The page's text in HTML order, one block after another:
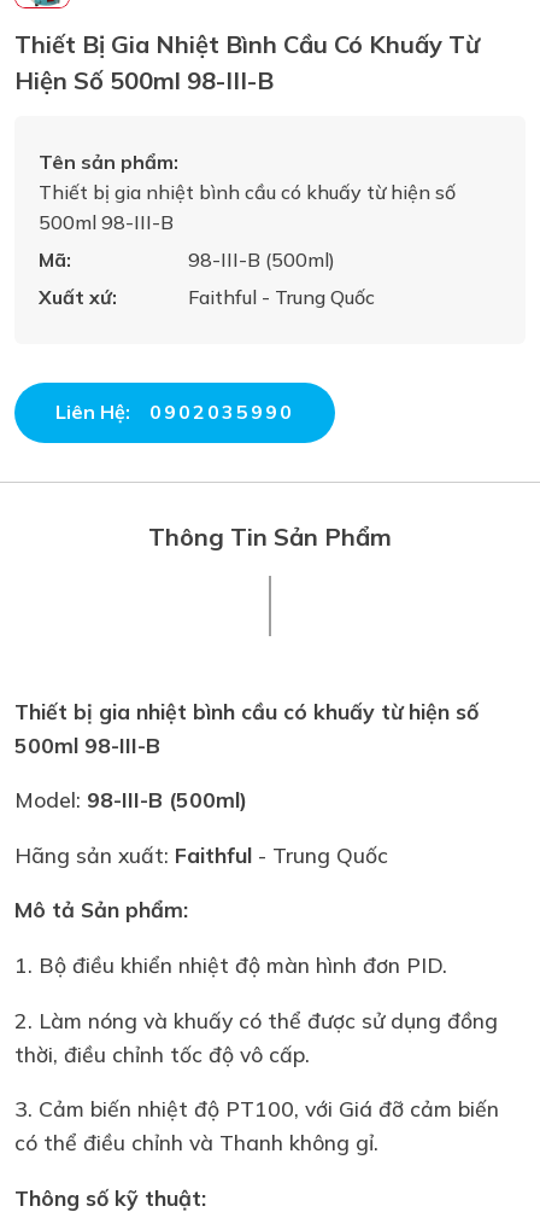
Thiết Bị Gia Nhiệt Bình Cầu Có Khuấy Từ
Hiện Số 500ml 98-III-B
Tên sản phẩm:
Thiết bị gia nhiệt bình cầu có khuấy từ hiện số
500ml 98-III-B
Mã:
98-III-B (500ml)
Xuất xứ:
Faithful - Trung Quốc
Liên Hệ: 0902035990
Thông Tin Sản Phẩm
Thiết bị gia nhiệt bình cầu có khuấy từ hiện số
500ml 98-III-B
Model: 98-III-B (500ml)
Hãng sản xuất: Faithful - Trung Quốc
Mô tả Sản phẩm:
1. Bộ điều khiển nhiệt độ màn hình đơn PID.
2. Làm nóng và khuấy có thể được sử dụng đồng
thời, điều chỉnh tốc độ vô cấp.
3. Cảm biến nhiệt độ PT100, với Giá đỡ cảm biến
có thể điều chỉnh và Thanh không gỉ.
Thông số kỹ thuật: